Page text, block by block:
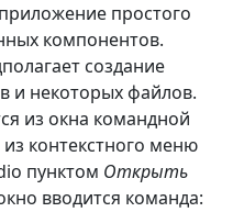
простого
компонентов.
создание
и некоторых файлов.
из окна командной
контекстного меню
пунктом Открыть
вводится команда: